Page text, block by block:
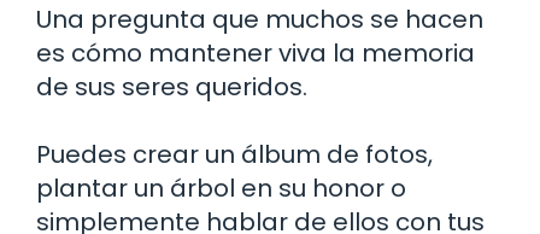
Una pregunta que muchos se hacen
es cómo mantener viva la memoria
de sus seres queridos.
Puedes crear un álbum de fotos,
plantar un árbol en su honor o
simplemente hablar de ellos con tus